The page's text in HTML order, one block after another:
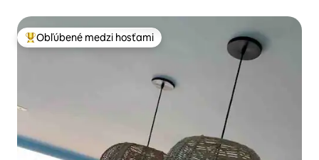
Najobľúbenejšie medzi hosťami
Obľúbené medzi hosťami